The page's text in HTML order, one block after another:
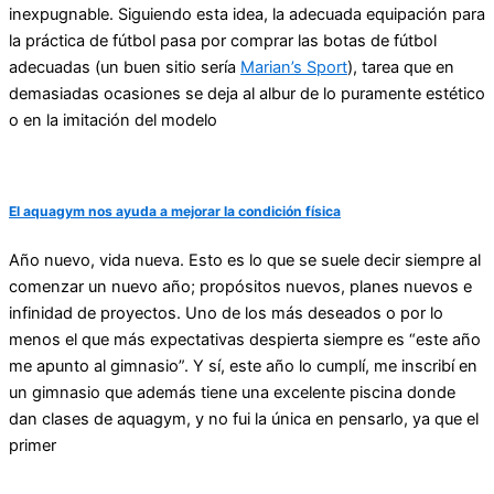
inexpugnable. Siguiendo esta idea, la adecuada equipación para
la práctica de fútbol pasa por comprar las botas de fútbol
adecuadas (un buen sitio sería Marian’s Sport), tarea que en
demasiadas ocasiones se deja al albur de lo puramente estético
o en la imitación del modelo
El aquagym nos ayuda a mejorar la condición física
Año nuevo, vida nueva. Esto es lo que se suele decir siempre al
comenzar un nuevo año; propósitos nuevos, planes nuevos e
infinidad de proyectos. Uno de los más deseados o por lo
menos el que más expectativas despierta siempre es “este año
me apunto al gimnasio”. Y sí, este año lo cumplí, me inscribí en
un gimnasio que además tiene una excelente piscina donde
dan clases de aquagym, y no fui la única en pensarlo, ya que el
primer